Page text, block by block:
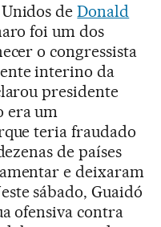
deDonald
foi um dos
o congressista
interino da
presidente
era um
teria fraudado
de países
e deixaram
sábado, Guaidó
ofensiva contra